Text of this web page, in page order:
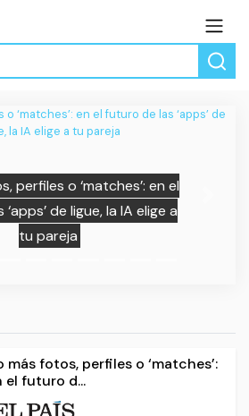
perfiles o ‘matches’: en el
de ligue, la IA elige a
tu pareja
más fotos, perfiles o ‘matches’:
el futuro d...